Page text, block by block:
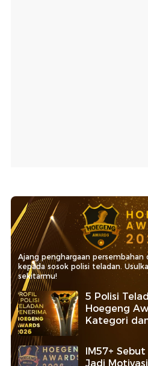
Ajang penghargaan persembahan
kepada sosok polisi teladan.
sekitarmu!
5 Polisi
Hoegeng
Kategori
IM57+
Jadi